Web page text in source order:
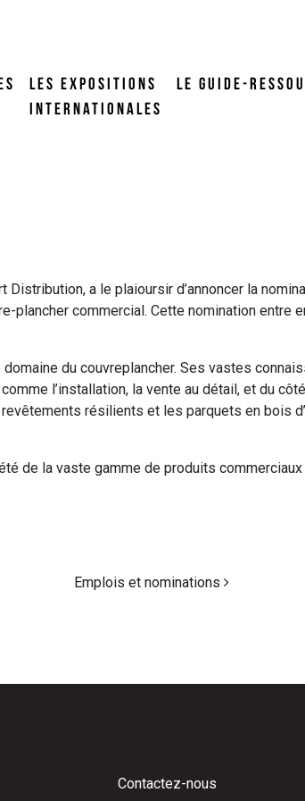
LES EXPOSITIONS
INTERNATIONALES
LE GUIDE-
Distribution, a le plaioursir d’annoncer la
commercial. Cette nomination entre
du couvreplancher. Ses vastes
l’installation, la vente au détail, et du
résilients et les parquets en bois
de la vaste gamme de produits
Emplois et nominations
Contactez-nous